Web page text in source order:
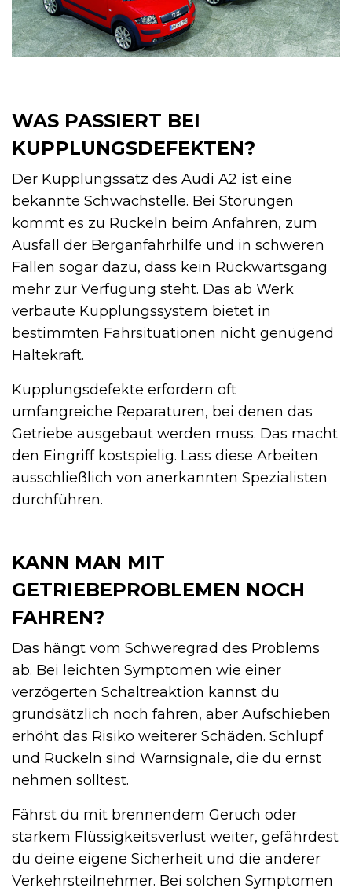
WAS PASSIERT BEI
KUPPLUNGSDEFEKTEN?
Der Kupplungssatz des Audi A2 ist eine
bekannte Schwachstelle. Bei Störungen
kommt es zu Ruckeln beim Anfahren, zum
Ausfall der Berganfahrhilfe und in schweren
Fällen sogar dazu, dass kein Rückwärtsgang
mehr zur Verfügung steht. Das ab Werk
verbaute Kupplungssystem bietet in
bestimmten Fahrsituationen nicht genügend
Haltekraft.
Kupplungsdefekte erfordern oft
umfangreiche Reparaturen, bei denen das
Getriebe ausgebaut werden muss. Das macht
den Eingriff kostspielig. Lass diese Arbeiten
ausschließlich von anerkannten Spezialisten
durchführen.
KANN MAN MIT
GETRIEBEPROBLEMEN NOCH
FAHREN?
Das hängt vom Schweregrad des Problems
ab. Bei leichten Symptomen wie einer
verzögerten Schaltreaktion kannst du
grundsätzlich noch fahren, aber Aufschieben
erhöht das Risiko weiterer Schäden. Schlupf
und Ruckeln sind Warnsignale, die du ernst
nehmen solltest.
Fährst du mit brennendem Geruch oder
starkem Flüssigkeitsverlust weiter, gefährdest
du deine eigene Sicherheit und die anderer
Verkehrsteilnehmer. Bei solchen Symptomen